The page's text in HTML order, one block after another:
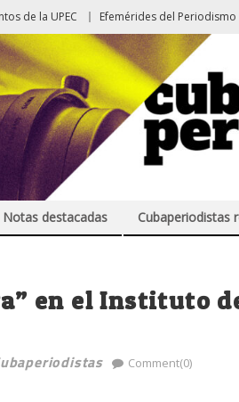
de la UPEC Efemérides del Periodismo
Notas destacadas Cubaperiodistas
en el Instituto
Comment(0)